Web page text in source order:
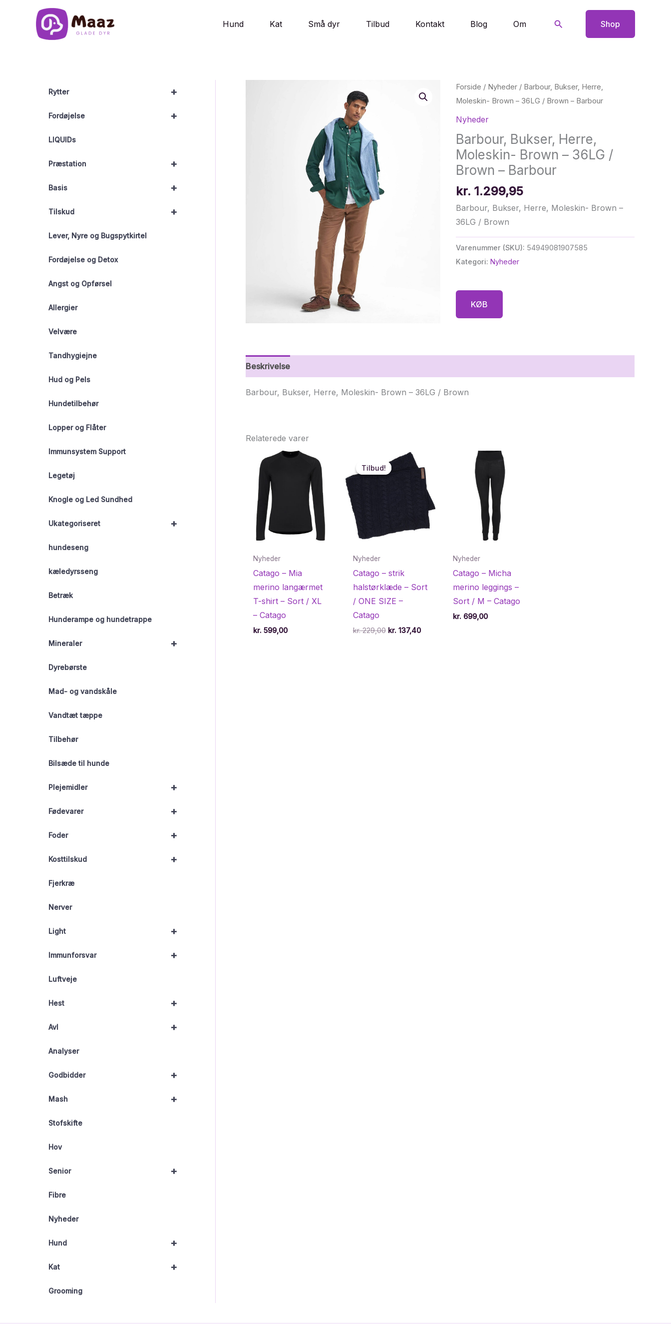
Hund Kat Små dyr Tilbud Kontakt Blog Om Søg Shop
+
Rytter
+
Fordøjelse
LIQUIDs
+
Præstation
+
Basis
+
Tilskud
Lever, Nyre og Bugspytkirtel
Fordøjelse og Detox
Angst og Opførsel
Allergier
Velvære
Tandhygiejne
Hud og Pels
Hundetilbehør
Lopper og Flåter
Immunsystem Support
Legetøj
Knogle og Led Sundhed
+
Ukategoriseret
hundeseng
kæledyrsseng
Betræk
Hunderampe og hundetrappe
+
Mineraler
Dyrebørste
Mad- og vandskåle
Vandtæt tæppe
Tilbehør
Bilsæde til hunde
+
Plejemidler
+
Fødevarer
+
Foder
+
Kosttilskud
Fjerkræ
Nerver
+
Light
+
Immunforsvar
Luftveje
+
Hest
+
Avl
Analyser
+
Godbidder
+
Mash
Stofskifte
Hov
+
Senior
Fibre
Nyheder
+
Hund
+
Kat
Grooming
Forside / Nyheder/ Barbour, Bukser, Herre,
Moleskin- Brown – 36LG / Brown – Barbour
Nyheder
Barbour, Bukser, Herre,
Moleskin- Brown – 36LG /
Brown – Barbour
kr. 1.299,95
Barbour, Bukser, Herre, Moleskin- Brown –
36LG / Brown
Varenummer (SKU): 54949081907585
Kategori: Nyheder
KØB
Beskrivelse
Barbour, Bukser, Herre, Moleskin- Brown – 36LG / Brown
Relaterede varer
Nyheder
Catago – Mia
merino langærmet
T-shirt – Sort / XL
– Catago
kr. 599,00
Tilbud!
Tilbud!
Nyheder
Catago – strik
halstørklæde – Sort
/ ONE SIZE –
Catago
kr.229,00 Den
kr.137,40Den
Nyheder
Catago – Micha
merino leggings –
Sort / M – Catago
kr.699,00